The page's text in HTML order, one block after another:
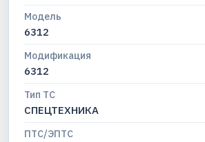
Модель
6312
Модификация
6312
Тип ТС
СПЕЦТЕХНИКА
ПТС/ЭПТС